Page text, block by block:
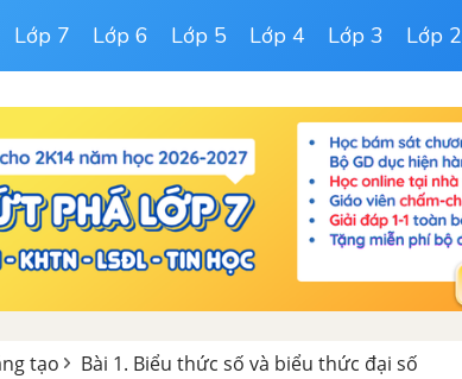
Lớp 7 Lớp 6 Lớp 5 Lớp 4 Lớp 3 Lớp 2
tạo
Bài 1. Biểu thức số và biểu thức đại số